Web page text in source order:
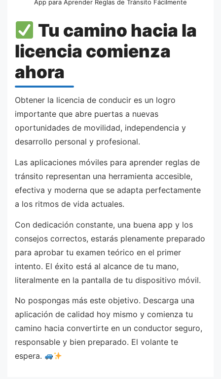
App para Aprender Reglas de Tránsito Fácilmente
Tu camino hacia la
licencia comienza
ahora
Obtener la licencia de conducir es un logro
importante que abre puertas a nuevas
oportunidades de movilidad, independencia y
desarrollo personal y profesional.
Las aplicaciones móviles para aprender reglas de
tránsito representan una herramienta accesible,
efectiva y moderna que se adapta perfectamente
a los ritmos de vida actuales.
Con dedicación constante, una buena app y los
consejos correctos, estarás plenamente preparado
para aprobar tu examen teórico en el primer
intento. El éxito está al alcance de tu mano,
literalmente en la pantalla de tu dispositivo móvil.
No pospongas más este objetivo. Descarga una
aplicación de calidad hoy mismo y comienza tu
camino hacia convertirte en un conductor seguro,
responsable y bien preparado. El volante te
espera.